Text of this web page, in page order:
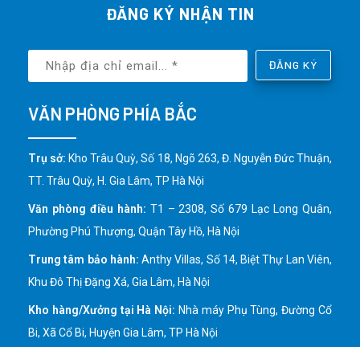
ĐĂNG KÝ NHẬN TIN
ĐĂNG KÝ
VĂN PHÒNG PHÍA BẮC
Trụ sở: Kho Trâu Quỳ, Số 18, Ngõ 263, Đ. Nguyễn Đức Thuận,
TT. Trâu Quỳ, H. Gia Lâm, TP Hà Nội
Văn phòng điều hành: T1 – 2308, Số 679 Lạc Long Quân,
Phường Phú Thượng, Quận Tây Hồ, Hà Nội
Trung tâm bảo hành: Anthy Villas, Số 14, Biệt Thự Lan Viên,
Khu Đô Thị Đặng Xá, Gia Lâm, Hà Nội
Kho hàng/Xưởng tại Hà Nội: Nhà máy Phụ Tùng, Đường Cổ
Bi, Xã Cổ Bi, Huyện Gia Lâm, TP Hà Nội